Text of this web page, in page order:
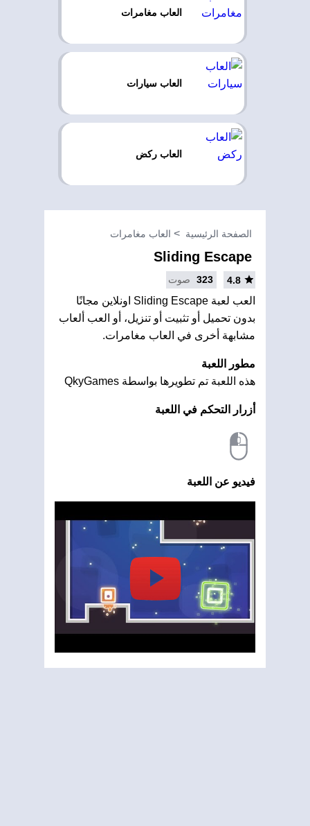
العاب مغامرات
العاب سيارات
العاب ركض
الصفحة الرئيسية العاب مغامرات
Sliding Escape
4.8
323 صوت
العب لعبة Sliding Escape اونلاين مجانًا
بدون تحميل أو تثبيت أو تنزيل، أو العب ألعاب
مشابهة أخرى في العاب مغامرات.
مطور اللعبة
هذه اللعبة تم تطويرها بواسطة QkyGames
أزرار التحكم في اللعبة
فيديو عن اللعبة